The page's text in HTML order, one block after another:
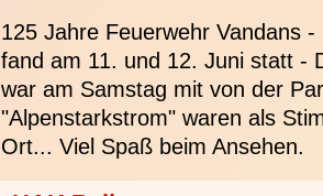
125 Jahre Feuerwehr Vandans
fand am 11. und 12. Juni statt -
war am Samstag mit von der
"Alpenstarkstrom" waren als
Ort... Viel Spaß beim Ansehen.